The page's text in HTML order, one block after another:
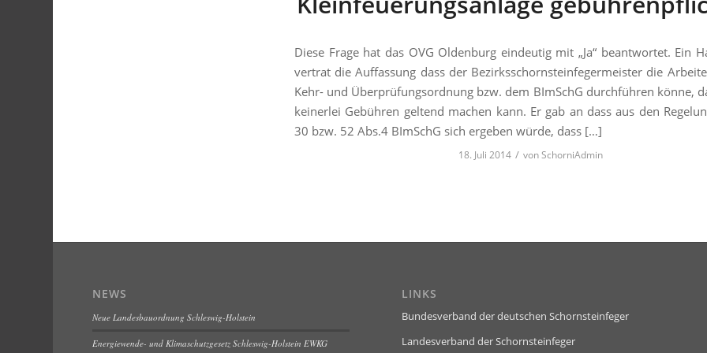
Diese Frage hat das OVG Oldenburg eindeutig mit „Ja“ beantwortet. Ein
vertrat die Auffassung dass der Bezirksschornsteinfegermeister die
Kehr- und Überprüfungsordnung bzw. dem BImSchG durchführen könne,
keinerlei Gebühren geltend machen kann. Er gab an dass aus den
30 bzw. 52 Abs.4 BImSchG sich ergeben würde, dass […]
18. Juli 2014 / vonSchorniAdmin
NEWS
Neue Landesbauordnung Schleswig-Holstein
Energiewende- und Klimaschutzgesetz Schleswig-Holstein EWKG
LINKS
Bundesverband der deutschen Schornsteinfeger
Landesverband der Schornsteinfeger